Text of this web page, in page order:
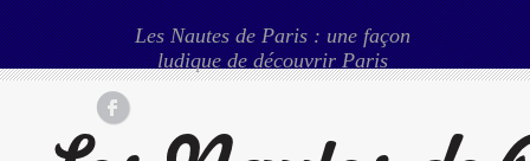
Les Nautes de Paris : une façon
ludique de découvrir Paris